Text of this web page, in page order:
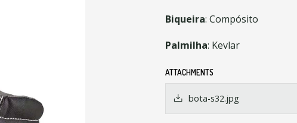
Biqueira: Compósito
Palmilha: Kevlar
ATTACHMENTS
bota-s32.jpg